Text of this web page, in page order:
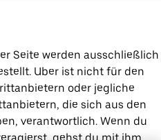
Seite werden ausschließlich
Uber ist nicht für den
oder jegliche
die sich aus den
verantwortlich. Wenn du